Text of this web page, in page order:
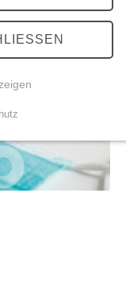
grundlegende
Funktion